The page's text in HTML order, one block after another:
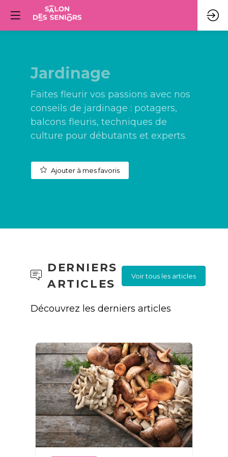
Jardinage
Faites fleurir vos passions avec nos
conseils de jardinage : potagers,
balcons fleuris, techniques de
culture pour débutants et experts.
Ajouter à mes favoris
DERNIERS
ARTICLES
Voir tous les articles
Découvrez les derniers articles